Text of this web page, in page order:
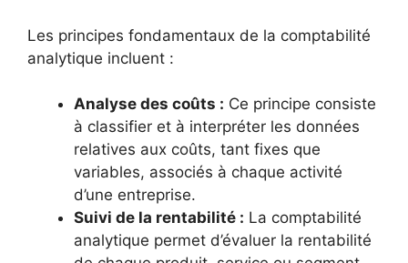
Les principes fondamentaux de la comptabilité
analytique incluent :
Analyse des coûts : Ce principe consiste
à classifier et à interpréter les données
relatives aux coûts, tant fixes que
variables, associés à chaque activité
d’une entreprise.
Suivi de la rentabilité : La comptabilité
analytique permet d’évaluer la rentabilité